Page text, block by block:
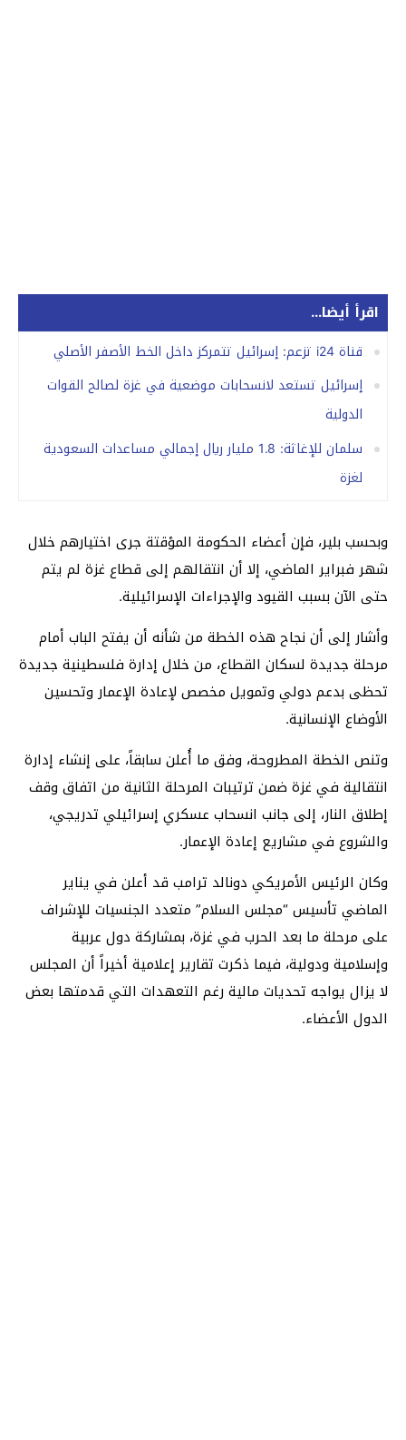
اقرأ أيضا...
قناة i24 تزعم: إسرائيل تتمركز داخل الخط الأصفر الأصلي
إسرائيل تستعد لانسحابات موضعية في غزة لصالح القوات
الدولية
سلمان للإغاثة: 1.8 مليار ريال إجمالي مساعدات السعودية
لغزة
وبحسب بلير، فإن أعضاء الحكومة المؤقتة جرى اختيارهم خلال
شهر فبراير الماضي، إلا أن انتقالهم إلى قطاع غزة لم يتم
حتى الآن بسبب القيود والإجراءات الإسرائيلية.
وأشار إلى أن نجاح هذه الخطة من شأنه أن يفتح الباب أمام
مرحلة جديدة لسكان القطاع، من خلال إدارة فلسطينية جديدة
تحظى بدعم دولي وتمويل مخصص لإعادة الإعمار وتحسين
الأوضاع الإنسانية.
وتنص الخطة المطروحة، وفق ما أُعلن سابقاً، على إنشاء إدارة
انتقالية في غزة ضمن ترتيبات المرحلة الثانية من اتفاق وقف
إطلاق النار، إلى جانب انسحاب عسكري إسرائيلي تدريجي،
والشروع في مشاريع إعادة الإعمار.
وكان الرئيس الأمريكي دونالد ترامب قد أعلن في يناير
الماضي تأسيس “مجلس السلام” متعدد الجنسيات للإشراف
على مرحلة ما بعد الحرب في غزة، بمشاركة دول عربية
وإسلامية ودولية، فيما ذكرت تقارير إعلامية أخيراً أن المجلس
لا يزال يواجه تحديات مالية رغم التعهدات التي قدمتها بعض
الدول الأعضاء.